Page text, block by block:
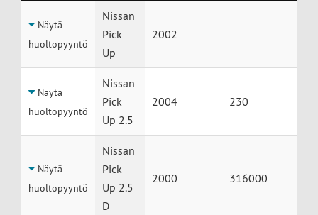
Auto
Näytä
huoltopyyntö
Nissan
Pick
Up
2002
Näytä
huoltopyyntö
Nissan
Pick
Up 2.5
2004 230
Näytä
huoltopyyntö
Nissan
Pick
Up 2.5
D
2000 316000